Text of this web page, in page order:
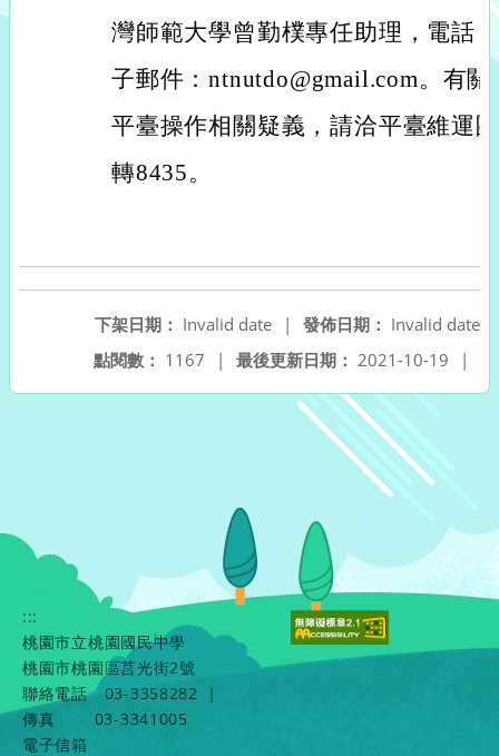
灣師範大學曾勤樸專任助理，電話
子郵件：ntnutdo@gmail.com。有
平臺操作相關疑義，請洽平臺維運
轉8435。
發佈日期： Invalid date
下架日期： Invalid date
|
最後更新日期： 2021-10-19 |
點閱數： 1167 |
:::
桃園市立桃園國民中學
桃園市桃園區莒光街2號
聯絡電話
03-3358282
|
傳真
03-3341005
電子信箱